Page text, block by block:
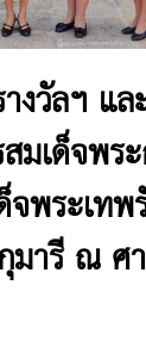
างวัลฯ แ
มเด็จพร
จพระเท
มารี ณ ศ